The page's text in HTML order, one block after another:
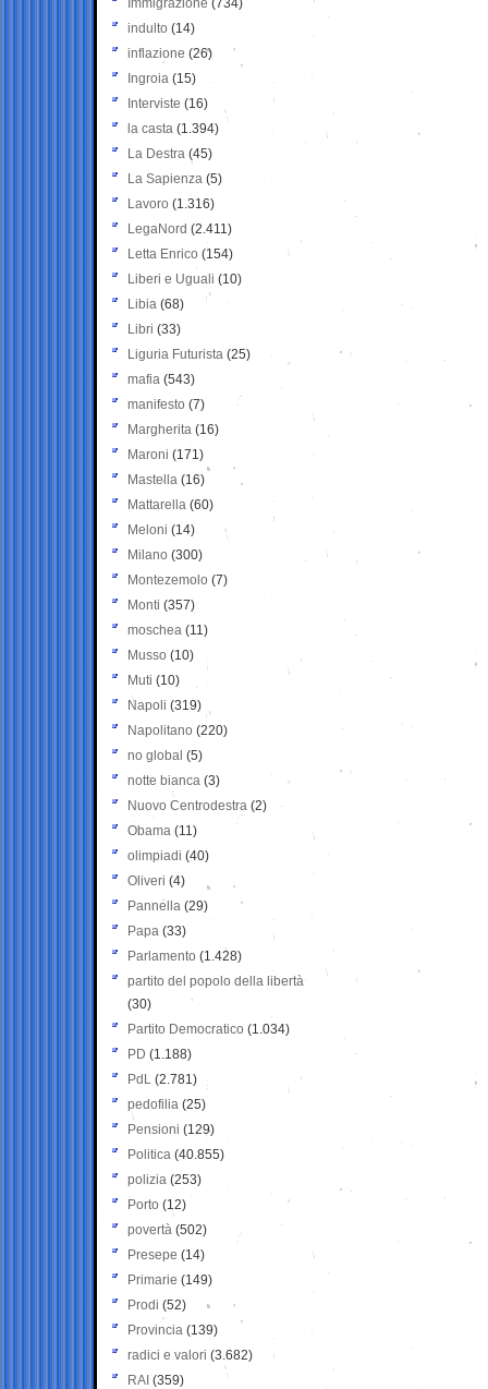
Immigrazione (734)
indulto (14)
inflazione (26)
Ingroia (15)
Interviste (16)
la casta (1.394)
La Destra (45)
La Sapienza (5)
Lavoro (1.316)
LegaNord (2.411)
Letta Enrico (154)
Liberi e Uguali (10)
Libia (68)
Libri (33)
Liguria Futurista (25)
mafia (543)
manifesto (7)
Margherita (16)
Maroni (171)
Mastella (16)
Mattarella (60)
Meloni (14)
Milano (300)
Montezemolo (7)
Monti (357)
moschea (11)
Musso (10)
Muti (10)
Napoli (319)
Napolitano (220)
no global (5)
notte bianca (3)
Nuovo Centrodestra (2)
Obama (11)
olimpiadi (40)
Oliveri (4)
Pannella (29)
Papa (33)
Parlamento (1.428)
partito del popolo della libertà
(30)
Partito Democratico (1.034)
PD (1.188)
PdL (2.781)
pedofilia (25)
Pensioni (129)
Politica (40.855)
polizia (253)
Porto (12)
povertà (502)
Presepe (14)
Primarie (149)
Prodi (52)
Provincia (139)
radici e valori (3.682)
RAI (359)